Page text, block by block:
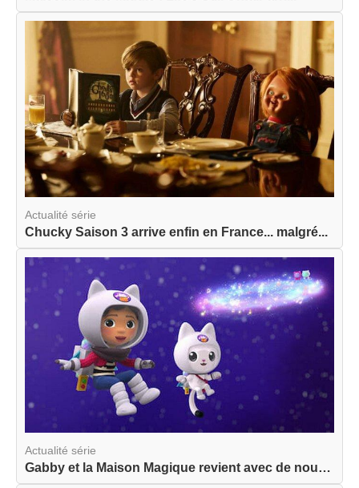
Actualité série
Chucky Saison 3 arrive enfin en France... malgré...
Actualité série
Gabby et la Maison Magique revient avec de nouve...